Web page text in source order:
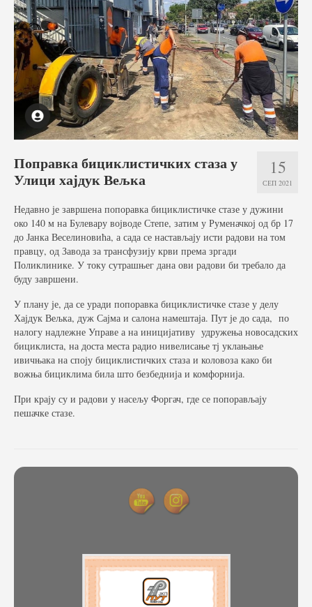
Управа
Услуге
Вести
Јавне набавке
Отворени поступак
Квалификациони поступак
Преговарачки поступак
Поступак јавне набавке мале вредности
Набавке на које се закон о јавној набавци не
примењује
Документа
Галерија
Фото галерија
Видео галерија
15
СЕП 2021
Поправка бициклистичких стаза у
Улици хајдук Вељка
Недавно је завршена попоравка бициклистичке стазе у дужини
око 140 м на Булевару војводе Степе, затим у Руменачкој од бр 17
до Јанка Веселиновића, а сада се настављају исти радови на том
правцу, од Завода за трансфузију крви према зргади
Поликлинике. У току сутрашњег дана ови радови би требало да
буду завршени.
У плану је, да се уради попоравка бициклистичке стазе у делу
Хајдук Вељка, дуж Сајма и салона намештаја. Пут је до сада, по
налогу надлежне Управе а на иницијативу удружења новосадских
бициклиста, на доста места радио нивелисање тј уклањање
ивичњака на споју бициклистичких стаза и коловоза како би
вожња бициклима била што безбеднија и комфорнија.
При крају су и радови у насељу Форгач, где се попорављају
пешачке стазе.